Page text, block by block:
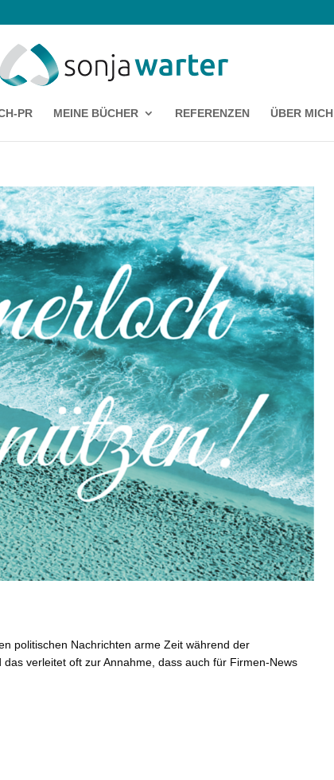
PR MEINE BÜCHER REFERENZEN ÜBER MICH
politischen Nachrichten arme Zeit während der
verleitet oft zur Annahme, dass auch für Firmen-News